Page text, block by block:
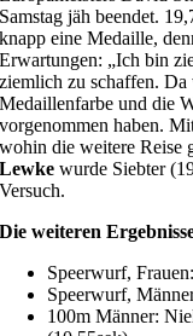
Samstag jäh beendet.
knapp eine Medaille,
Erwartungen: „Ich bin
ziemlich zu schaffen.
Medaillenfarbe und die
vorgenommen haben.
wohin die weitere Reise
Lewke wurde Siebter
Versuch.
Die weiteren
Speerwurf,
Speerwurf,
100m Männer: